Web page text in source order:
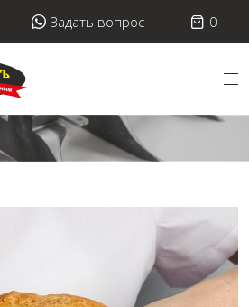
Задать вопрос 0